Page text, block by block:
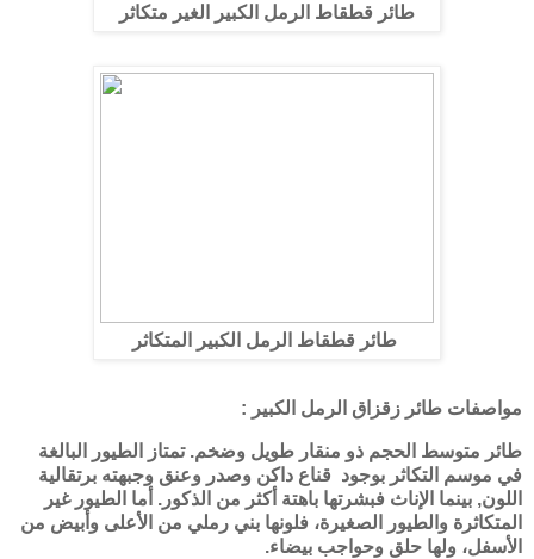
طائر قطقاط الرمل الكبير الغير متكاثر
مواصفات طائر زقزاق الرمل الكبير :
طائر متوسط ​​الحجم ذو منقار طويل وضخم. تمتاز الطيور البالغة
في موسم التكاثر بوجود قناع داكن وصدر وعنق وجبهته برتقالية
اللون, بينما الإناث فبشرتها باهتة أكثر من الذكور. أما الطيور غير
المتكاثرة والطيور الصغيرة، فلونها بني رملي من الأعلى وأبيض من
الأسفل، ولها حلق وحواجب بيضاء.